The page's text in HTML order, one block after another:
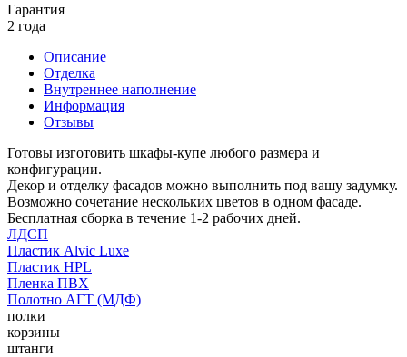
Гарантия
2 года
Описание
Отделка
Внутреннее наполнение
Информация
Отзывы
Готовы изготовить шкафы-купе любого размера и
конфигурации.
Декор и отделку фасадов можно выполнить под вашу задумку.
Возможно сочетание нескольких цветов в одном фасаде.
Бесплатная сборка в течение 1-2 рабочих дней.
ЛДСП
Пластик Alvic Luxe
Пластик HPL
Пленка ПВХ
Полотно АГТ (МДФ)
полки
корзины
штанги